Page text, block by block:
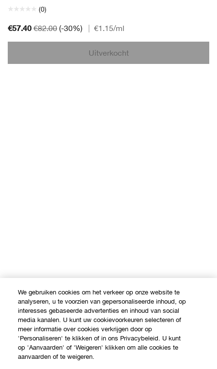
(0)
€57.40 €82.00 (-30%) €1.15/ml
Uitverkocht
Shop
We gebruiken cookies om het verkeer op onze website te
analyseren, u te voorzien van gepersonaliseerde inhoud, op
interesses gebaseerde advertenties en inhoud van social
media kanalen. U kunt uw cookievoorkeuren selecteren of
meer informatie over cookies verkrijgen door op
'Personaliseren' te klikken of in ons Privacybeleid. U kunt
op 'Aanvaarden' of 'Weigeren' klikken om alle cookies te
aanvaarden of te weigeren.